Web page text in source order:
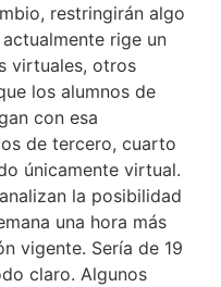
restringirán algo
rige un
virtuales, otros
los alumnos de
con esa
de tercero, cuarto
únicamente virtual.
la posibilidad
una hora más
vigente. Sería de 19
claro. Algunos